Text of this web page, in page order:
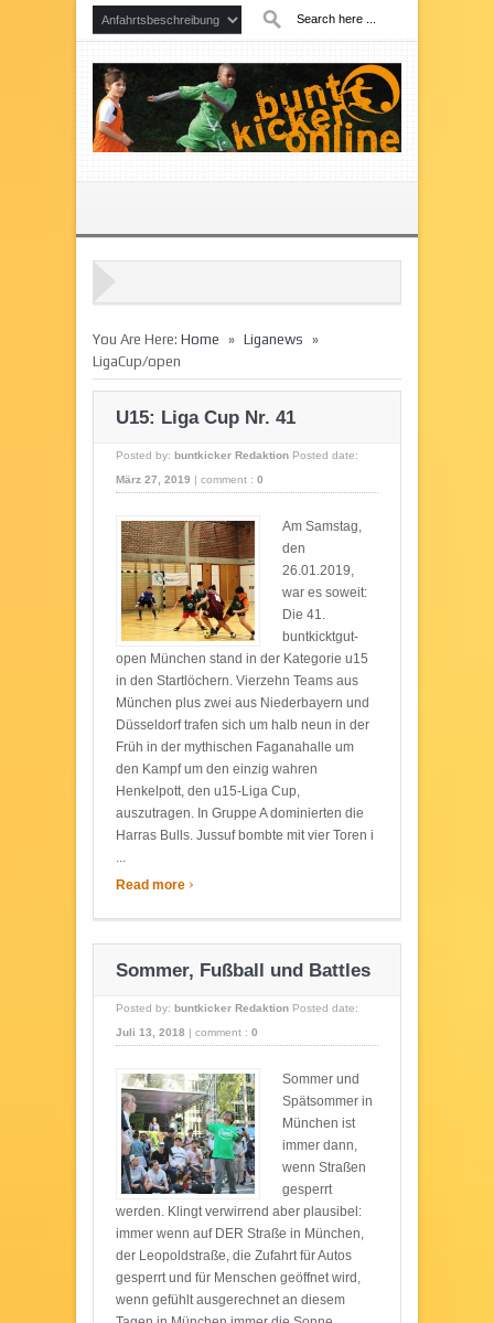
You Are Here: Home » Liganews »
LigaCup/open
U15: Liga Cup Nr. 41
Posted by: buntkicker Redaktion Posted date:
März 27, 2019 | comment : 0
Am Samstag,
den
26.01.2019,
war es soweit:
Die 41.
buntkicktgut-
open München stand in der Kategorie u15
in den Startlöchern. Vierzehn Teams aus
München plus zwei aus Niederbayern und
Düsseldorf trafen sich um halb neun in der
Früh in der mythischen Faganahalle um
den Kampf um den einzig wahren
Henkelpott, den u15-Liga Cup,
auszutragen. In Gruppe A dominierten die
Harras Bulls. Jussuf bombte mit vier Toren i
...
Read more ›
Sommer, Fußball und Battles
Posted by: buntkicker Redaktion Posted date:
Juli 13, 2018 | comment : 0
Sommer und
Spätsommer in
München ist
immer dann,
wenn Straßen
gesperrt
werden. Klingt verwirrend aber plausibel:
immer wenn auf DER Straße in München,
der Leopoldstraße, die Zufahrt für Autos
gesperrt und für Menschen geöffnet wird,
wenn gefühlt ausgerechnet an diesem